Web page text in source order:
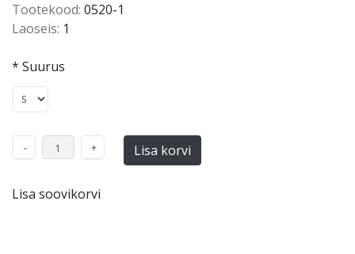
Tootekood: 0520-1
Laoseis: 1
* Suurus
Lisa soovikorvi